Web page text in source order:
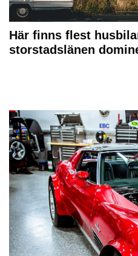
Här finns flest
storstadslänen